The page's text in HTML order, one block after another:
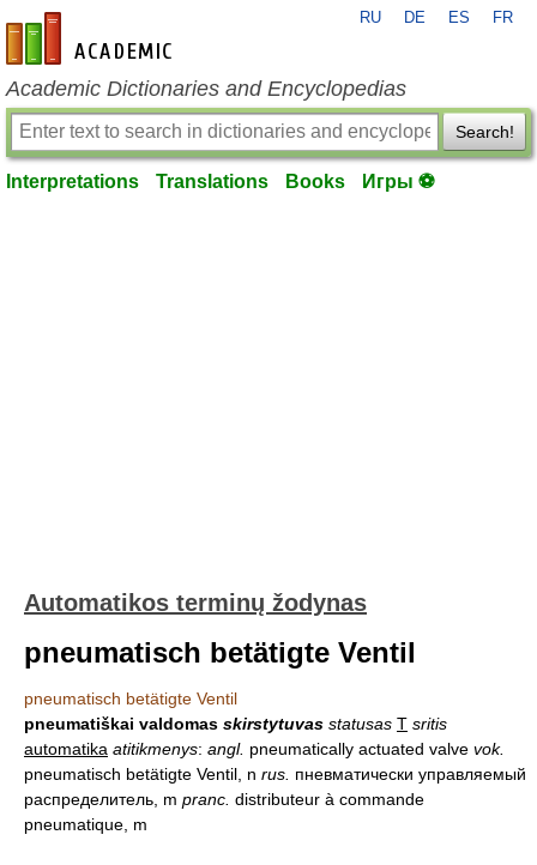
en-academic.com
RU DE ES FR
Academic Dictionaries and Encyclopedias
Search!
Interpretations Translations Books Игры ⚽
Automatikos terminų žodynas
pneumatisch betätigte Ventil
pneumatisch betätigte Ventil
pneumatiškai valdomas skirstytuvas statusas T sritis
automatika atitikmenys: angl. pneumatically actuated valve vok.
pneumatisch betätigte Ventil, n rus. пневматически управляемый
распределитель, m pranc. distributeur à commande
pneumatique, m